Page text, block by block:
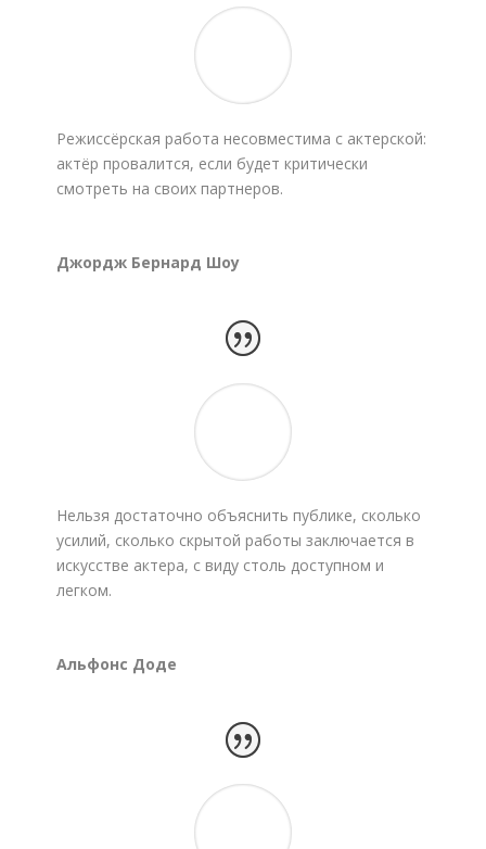
Режиссёрская работа несовместима с актерской:
актёр провалится, если будет критически
смотреть на своих партнеров.
Джордж Бернард Шоу
Нельзя достаточно объяснить публике, сколько
усилий, сколько скрытой работы заключается в
искусстве актера, с виду столь доступном и
легком.
Альфонс Доде